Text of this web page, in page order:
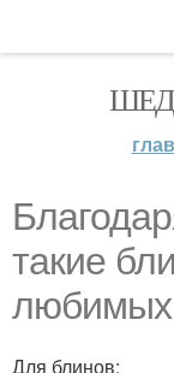
такие
любимых
Для блинов: